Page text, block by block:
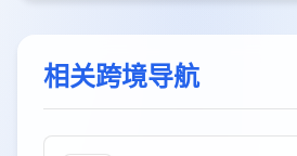
相关跨境导航